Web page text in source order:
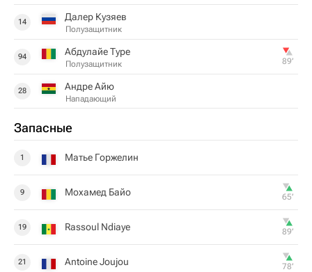
14 Далер Кузяев
Полузащитник
94 Абдулайе Туре
Полузащитник 89‎’‎
28 Андре Айю
Нападающий
Запасные
1 Матье Горжелин
9 Мохамед Байо 65‎’‎
19 Rassoul Ndiaye 89‎’‎
21 Antoine Joujou 78‎’‎